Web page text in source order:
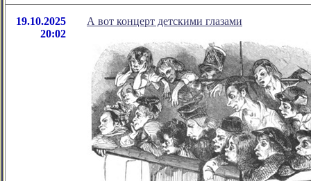
19.10.2025
20:02
А вот концерт детскими глазами